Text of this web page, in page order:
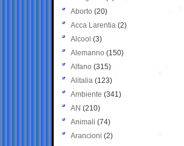
Aborto (20)
Acca Larentia (2)
Alcool (3)
Alemanno (150)
Alfano (315)
Alitalia (123)
Ambiente (341)
AN (210)
Animali (74)
Arancioni (2)